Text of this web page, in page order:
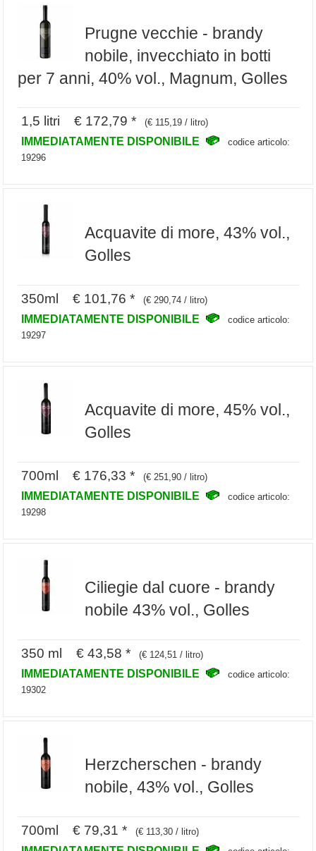
Prugne vecchie - brandy
nobile, invecchiato in botti
per 7 anni, 40% vol., Magnum, Golles
1,5 litri € 172,79 * (€ 115,19 / litro)
IMMEDIATAMENTE DISPONIBILE
codice articolo:
19296
Acquavite di more, 43% vol.,
Golles
350ml € 101,76 * (€ 290,74 / litro)
IMMEDIATAMENTE DISPONIBILE
codice articolo:
19297
Acquavite di more, 45% vol.,
Golles
700ml € 176,33 * (€ 251,90 / litro)
IMMEDIATAMENTE DISPONIBILE
codice articolo:
19298
Ciliegie dal cuore - brandy
nobile 43% vol., Golles
350 ml € 43,58 * (€ 124,51 / litro)
IMMEDIATAMENTE DISPONIBILE
codice articolo:
19302
Herzcherschen - brandy
nobile, 43% vol., Golles
700ml € 79,31 * (€ 113,30 / litro)